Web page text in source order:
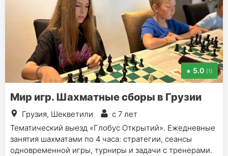
5.0 (1)
Мир игр. Шахматные сборы в Грузии
Грузия, Шекветили
с 7 лет
Тематический выезд «Глобус Открытий». Ежедневные
занятия шахматами по 4 часа: стратегии, сеансы
одновременной игры, турниры и задачи с тренерами.